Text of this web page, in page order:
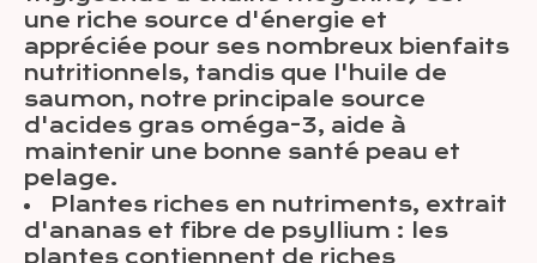
une riche source d'énergie et
appréciée pour ses nombreux bienfaits
nutritionnels, tandis que l'huile de
saumon, notre principale source
d'acides gras oméga-3, aide à
maintenir une bonne santé peau et
pelage.
Plantes riches en nutriments, extrait
d'ananas et fibre de psyllium : les
plantes contiennent de riches